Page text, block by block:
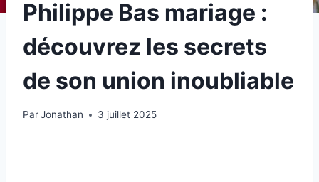
Philippe Bas mariage :
découvrez les secrets
de son union inoubliable
ParJonathan 3 juillet 2025